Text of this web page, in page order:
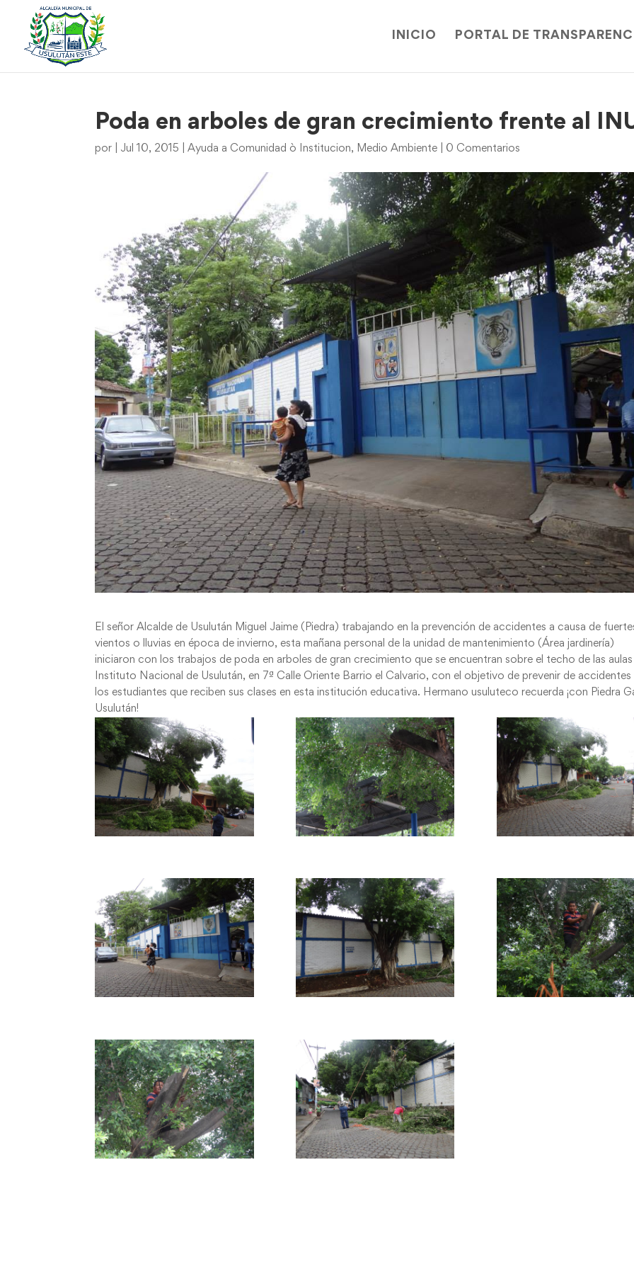
INICIO PORTAL DE
Poda en arboles de gran crecimiento frente al
por Jul 10, 2015 |Ayuda a Comunidad ò Institucion, Medio Ambiente 0 Comentarios
El señor Alcalde de Usulután Miguel Jaime (Piedra) trabajando en la prevención de accidentes a causa de
vientos o lluvias en época de invierno, esta mañana personal de la unidad de mantenimiento (Área jardinería)
iniciaron con los trabajos de poda en arboles de gran crecimiento que se encuentran sobre el techo de las
Instituto Nacional de Usulután, en 7ª Calle Oriente Barrio el Calvario, con el objetivo de prevenir de accidentes
los estudiantes que reciben sus clases en esta institución educativa. Hermano usuluteco recuerda ¡con Piedra
Usulután!